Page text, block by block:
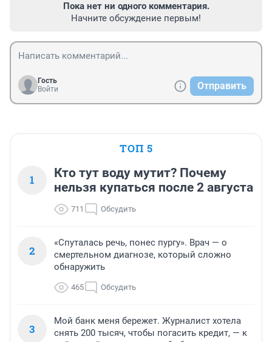
Пока нет ни одного комментария.
Начните обсуждение первым!
Гость
Войти
Отправить
ТОП 5
1
Кто тут воду мутит? Почему
нельзя купаться после 2 августа
711 Обсудить
2
«Спуталась речь, понес пургу». Врач — о
смертельном диагнозе, который сложно
обнаружить
465 Обсудить
3
Мой банк меня бережет. Журналист хотела
снять 200 тысяч, чтобы погасить кредит, — к